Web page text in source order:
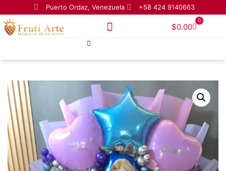
Puerto Ordaz, Venezuela +58 424 9140663
$0.00
0